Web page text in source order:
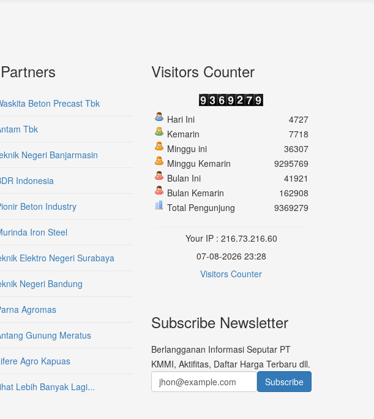
Beton Precast Tbk
Tbk
Negeri Banjarmasin
Indonesia
Beton Industry
Iron Steel
Elektro Negeri Surabaya
Negeri Bandung
Agromas
Gunung Meratus
Agro Kapuas
Lebih Banyak Lagi...
Visitors Counter
Hari Ini
Kemarin
Minggu ini
Minggu Kemarin
Bulan Ini
Bulan Kemarin
Total Pengunjung
4727
7718
36307
9295769
41921
162908
9369279
Your IP : 216.73.216.60
07-08-2026 23:28
Visitors Counter
Subscribe Newsletter
Berlangganan Informasi Seputar PT
KMMI, Aktifitas, Daftar Harga Terbaru dll.